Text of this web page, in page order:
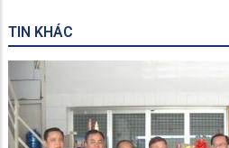
TIN KHÁC